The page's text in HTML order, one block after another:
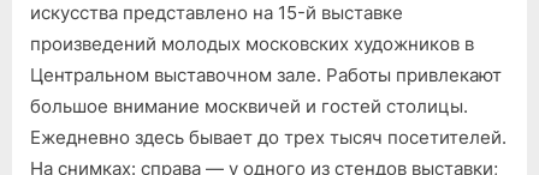
искусства представлено на 15-й выставке
произведений молодых московских художников в
Центральном выставочном зале. Работы привлекают
большое внимание москвичей и гостей столицы.
Ежедневно здесь бывает до трех тысяч посетителей.
На снимках: справа — у одного из стендов выставки;